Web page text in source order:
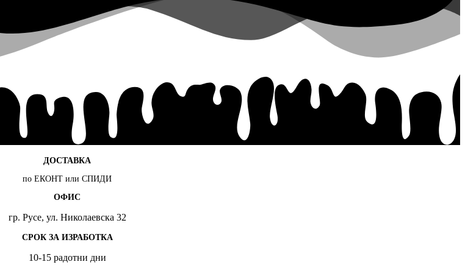
ДОСТАВКА
по ЕКОНТ или СПИДИ
ОФИС
гр. Русе, ул. Николаевска 32
СРОК ЗА ИЗРАБОТКА
10-15 радотни дни